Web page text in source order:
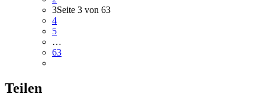
3Seite 3 von 63
4
5
…
63
Teilen